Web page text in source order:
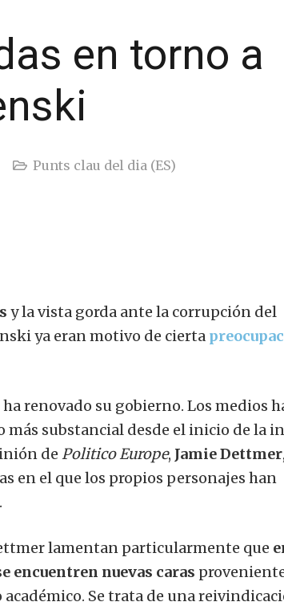
en torno a
Punts clau del dia (ES)
y la vista gorda ante la corrupción del
ya eran motivo de cierta
renovado su gobierno. Los medios
más substancial desde el inicio de la
de Politico Europe, Jamie Dettmer
en el que los propios personajes han
lamentan particularmente que
encuentren nuevas caras
Se trata de una